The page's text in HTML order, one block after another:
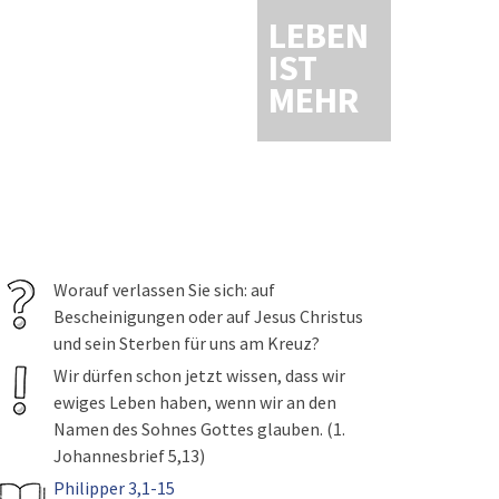
LEBEN
IST
MEHR
Worauf verlassen Sie sich: auf
Bescheinigungen oder auf Jesus Christus
und sein Sterben für uns am Kreuz?
Wir dürfen schon jetzt wissen, dass wir
ewiges Leben haben, wenn wir an den
Namen des Sohnes Gottes glauben. (1.
Johannesbrief 5,13)
Philipper 3,1-15